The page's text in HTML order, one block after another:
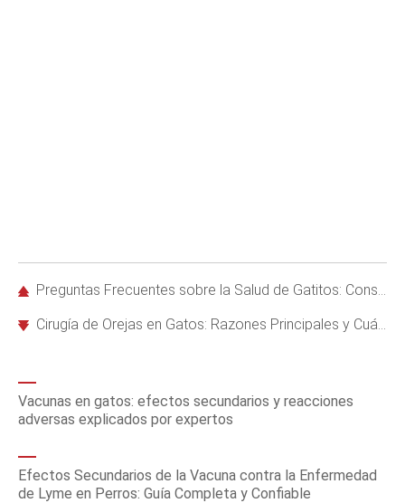
Preguntas Frecuentes sobre la Salud de Gatitos: Consejos de Expertos Veterinarios
Cirugía de Orejas en Gatos: Razones Principales y Cuándo es Necesaria
Vacunas en gatos: efectos secundarios y reacciones
adversas explicados por expertos
Efectos Secundarios de la Vacuna contra la Enfermedad
de Lyme en Perros: Guía Completa y Confiable